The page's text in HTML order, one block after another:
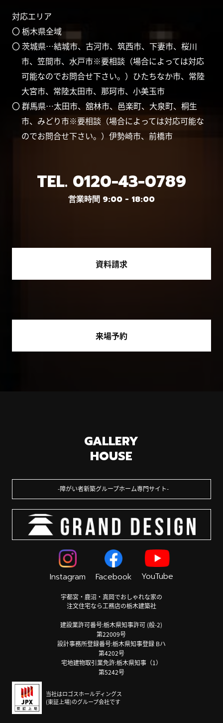
対応エリア
〇 栃木県全域
〇 茨城県…結城市、古河市、筑西市、下妻市、桜川
市、笠間市、水戸市※要相談（場合によっては対応
可能なのでお問合せ下さい。）ひたちなか市、常陸
大宮市、常陸太田市、那珂市、小美玉市
〇 群馬県…太田市、舘林市、邑楽町、大泉町、桐生
市、みどり市※要相談（場合によっては対応可能な
のでお問合せ下さい。）伊勢崎市、前橋市
TEL. 0120-43-0789
営業時間 9:00 - 18:00
資料請求
来場予約
GALLERY
HOUSE
障がい者新築グループホーム専門サイト
Instagram Facebook YouTube
宇都宮・鹿沼・真岡でおしゃれな家の
注文住宅なら工務店の栃木建築社
建設業許可番号:栃木県知事許可 (般-2)
第22009号
設計事務所登録番号:栃木県知事登録 Bハ
第4202号
宅地建物取引業免許:栃木県知事（1）
第5242号
当社はロゴスホールディングス
(東証上場)のグループ会社です